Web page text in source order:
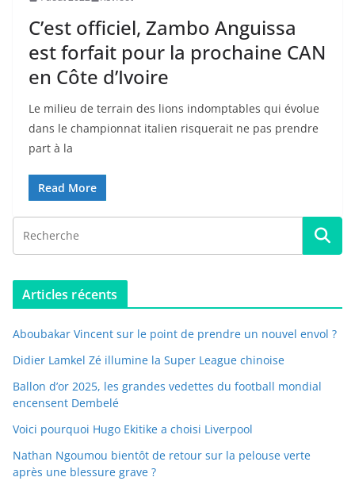
C’est officiel, Zambo Anguissa
est forfait pour la prochaine CAN
en Côte d’Ivoire
Le milieu de terrain des lions indomptables qui évolue
dans le championnat italien risquerait ne pas prendre
part à la
Read More
Articles récents
Aboubakar Vincent sur le point de prendre un nouvel envol ?
Didier Lamkel Zé illumine la Super League chinoise
Ballon d’or 2025, les grandes vedettes du football mondial
encensent Dembelé
Voici pourquoi Hugo Ekitike a choisi Liverpool
Nathan Ngoumou bientôt de retour sur la pelouse verte
après une blessure grave ?